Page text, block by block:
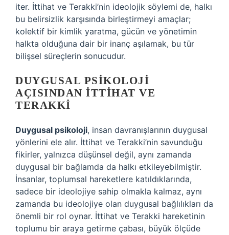
iter. İttihat ve Terakki’nin ideolojik söylemi de, halkı
bu belirsizlik karşısında birleştirmeyi amaçlar;
kolektif bir kimlik yaratma, gücün ve yönetimin
halkta olduğuna dair bir inanç aşılamak, bu tür
bilişsel süreçlerin sonucudur.
DUYGUSAL PSIKOLOJI
AÇISINDAN İTTIHAT VE
TERAKKI
Duygusal psikoloji, insan davranışlarının duygusal
yönlerini ele alır. İttihat ve Terakki’nin savunduğu
fikirler, yalnızca düşünsel değil, aynı zamanda
duygusal bir bağlamda da halkı etkileyebilmiştir.
İnsanlar, toplumsal hareketlere katıldıklarında,
sadece bir ideolojiye sahip olmakla kalmaz, aynı
zamanda bu ideolojiye olan duygusal bağlılıkları da
önemli bir rol oynar. İttihat ve Terakki hareketinin
toplumu bir araya getirme çabası, büyük ölçüde